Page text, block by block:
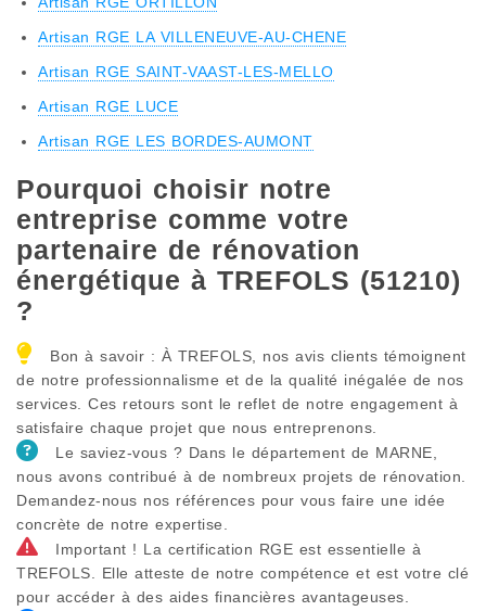
Artisan RGE LA VILLENEUVE-AU-CHENE
Artisan RGE SAINT-VAAST-LES-MELLO
Artisan RGE LUCE
Artisan RGE LES BORDES-AUMONT
Pourquoi choisir notre
entreprise comme votre
partenaire de rénovation
énergétique à TREFOLS (51210)
?
Bon à savoir : À TREFOLS, nos avis clients témoignent
de notre professionnalisme et de la qualité inégalée de nos
services. Ces retours sont le reflet de notre engagement à
satisfaire chaque projet que nous entreprenons.
Le saviez-vous ? Dans le département de MARNE,
nous avons contribué à de nombreux projets de rénovation.
Demandez-nous nos références pour vous faire une idée
concrète de notre expertise.
Important ! La certification RGE est essentielle à
TREFOLS. Elle atteste de notre compétence et est votre clé
pour accéder à des aides financières avantageuses.